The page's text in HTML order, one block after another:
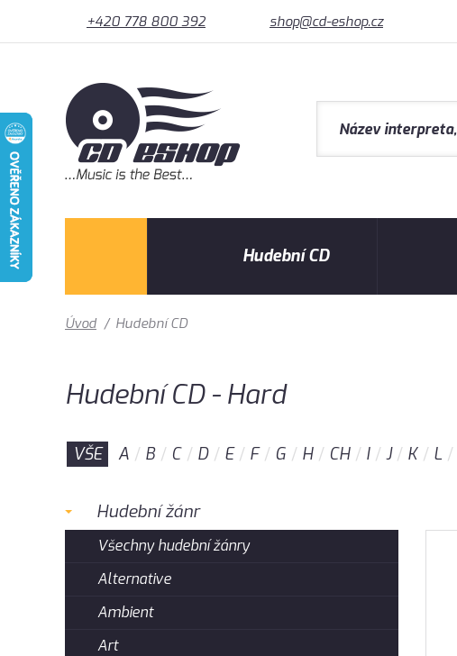
+420 778 800 392 shop@cd-eshop.cz
Hudební CD
Úvod / Hudební CD
Hudební CD - Hard
VŠE A B C D E F G H CH I J K L
Hudební žánr
Všechny hudební žánry
Alternative
Ambient
Art